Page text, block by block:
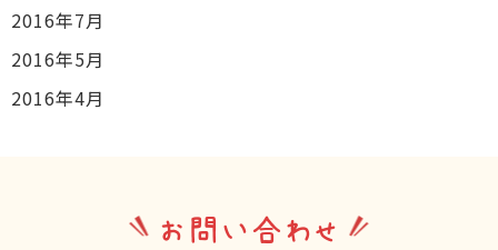
2016年7月
2016年5月
2016年4月
お問い合わせ